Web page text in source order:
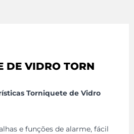
DE VIDRO TORN
Torniquete de Vidro
e funções de alarme, fácil